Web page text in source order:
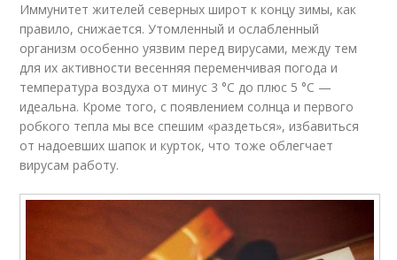
Иммунитет жителей северных широт к концу зимы, как
правило, снижается. Утомленный и ослабленный
организм особенно уязвим перед вирусами, между тем
для их активности весенняя переменчивая погода и
температура воздуха от минус 3 °С до плюс 5 °С —
идеальна. Кроме того, с появлением солнца и первого
робкого тепла мы все спешим «раздеться», избавиться
от надоевших шапок и курток, что тоже облегчает
вирусам работу.